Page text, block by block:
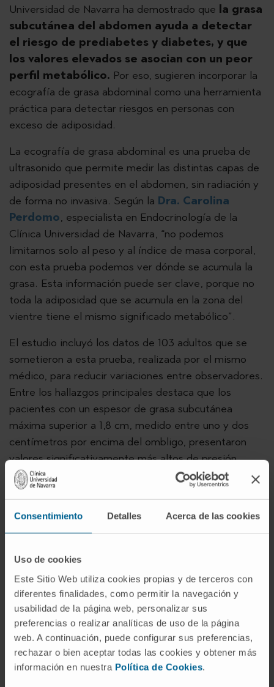
Consentimiento Detalles Acerca de las cookies
Uso de cookies
Este Sitio Web utiliza cookies propias y de terceros con
diferentes finalidades, como permitir la navegación y
usabilidad de la página web, personalizar sus
preferencias o realizar analíticas de uso de la página
web. A continuación, puede configurar sus preferencias,
rechazar o bien aceptar todas las cookies y obtener más
información en nuestra Política de Cookies.
Universidad de Navarra ha demostrado que la grasa
subcutánea del abdomen ayuda a detectar
el riesgo de prediabetes y diabetes, y que
los valores elevados se asocian con un peor
perfil metabólico. Por eso, sugieren incorporar la
ecografía de grasa abdominal como una herramienta
práctica para detectar riesgos en personas con
exceso de adiposidad.
La ecografía de grasa abdominal es una prueba de
ultrasonido que permite medir las distintas capas de
adiposidad presentes en el abdomen, sin radiación y
de forma no invasiva. Según la Dra. Carolina
Perdomo, especialista en Endocrinología de la
Clínica Universidad de Navarra, “no podemos
limitarnos solo al peso y al índice de masa corporal,
con esta prueba podemos ver dónde se acumula la
grasa. Esta información puede ser clave, porque no
toda la adiposidad que se acumula en la zona del
vientre tiene el mismo significado metabólico”.
El estudio incluyó los datos de 103 adultos que se
sometieron a esta prueba, realizada por el mismo
médico, para reducir variaciones entre observadores.
Entre los hallazgos principales destaca que los
pacientes con un espesor de grasa subcutánea
máxima superior a 1,8 cm, medido entre uno y dos
centímetros por encima del ombligo, presentaron
valores significativamente más altos de presión
arterial sistólica, insulina, triglicéridos y creatinina,
datos que muestran un perfil metabólico menos
probabilidad claramente superior de
presentar prediabetes o diabetes.
“La incorporación de esta técnica en la práctica
clínica diaria, tanto en atención primaria como en
diversas especialidades, abre la posibilidad de
detectar de forma precoz a personas con
alteraciones metabólicas o con mayor probabilidad